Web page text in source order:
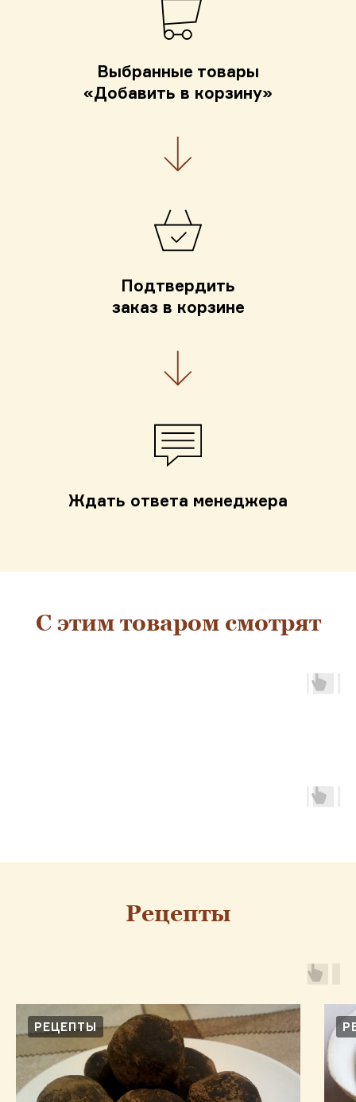
Выбранные товары
«Добавить в корзину»
Подтвердить
заказ в корзине
Ждать ответа менеджера
С этим товаром смотрят
Рецепты
РЕЦЕПТЫ